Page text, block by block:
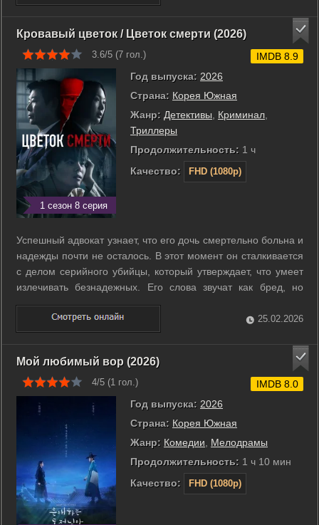
превращает в обычного ...
Кровавый цветок / Цветок смерти (2026)
3.6/5 (7 гол.)
1 сезон 8 серия
Год выпуска: 2026
Страна: Корея Южная
Жанр: Детективы, Криминал,
Триллеры
Продолжительность: 1 ч
Качество:
FHD (1080p)
IMDB 8.9
Успешный адвокат узнает, что его дочь смертельно больна и
надежды почти не осталось. В этот момент он сталкивается
с делом серийного убийцы, который утверждает, что умеет
излечивать безнадежных. Его слова звучат как бред, но
совпадения слишком точны, чтобы их игнорировать. Адвокат
решается защищать человека, которому никто не верит.
Пока суд и ...
25.02.2026
Мой любимый вор (2026)
4/5 (1 гол.)
Год выпуска: 2026
Страна: Корея Южная
Жанр: Комедии
Мелодрамы
Продолжительность: 1 ч 10 мин
Качество:
FHD (1080p)
IMDB 8.0